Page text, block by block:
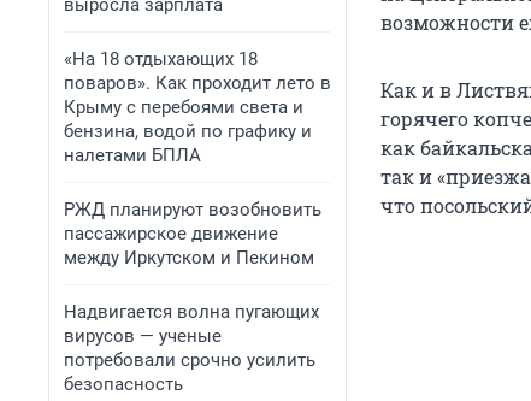
выросла зарплата
«На 18 отдыхающих 18
поваров». Как проходит лето в
Крыму с перебоями света и
бензина, водой по графику и
налетами БПЛА
РЖД планируют возобновить
пассажирское движение
между Иркутском и Пекином
Надвигается волна пугающих
вирусов — ученые
потребовали срочно усилить
безопасность
возможности
Как и в
горячего
как
так и
что